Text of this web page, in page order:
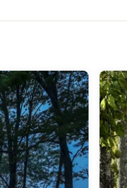
建築家協会）北海道支
ンジュの家） 2015年北
定士 第
）: 1級建築士 第３１５５